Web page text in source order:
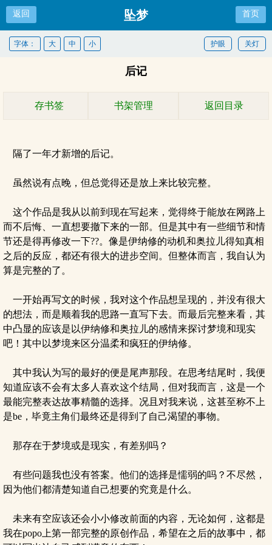
返回 坠梦 首页
关灯
护眼
字体： 大 中 小
后记
存书签 书架管理 返回目录
隔了一年才新增的后记。
虽然说有点晚，但总觉得还是放上来比较完整。
这个作品是我从以前到现在写起来，觉得终于能放在网路上
而不后悔、一直想要撤下来的一部。但是其中有一些细节和情
节还是得再修改一下??。像是伊纳修的动机和奥拉儿得知真相
之后的反应，都还有很大的进步空间。但整体而言，我自认为
算是完整的了。
一开始再写文的时候，我对这个作品想呈现的，并没有很大
的想法，而是顺着我的思路一直写下去。而最后完整来看，其
中凸显的应该是以伊纳修和奥拉儿的感情来探讨梦境和现实
吧！其中以梦境来区分温柔和疯狂的伊纳修。
其中我认为写的最好的便是尾声那段。在思考结尾时，我便
知道应该不会有太多人喜欢这个结局，但对我而言，这是一个
最能完整表达故事精髓的选择。况且对我来说，这甚至称不上
是be，毕竟主角们最终还是得到了自己渴望的事物。
那存在于梦境或是现实，有差别吗？
有些问题我也没有答案。他们的选择是懦弱的吗？不尽然，
因为他们都清楚知道自己想要的究竟是什么。
未来有空应该还会小小修改前面的内容，无论如何，这都是
我在popo上第一部完整的原创作品，希望在之后的故事中，都